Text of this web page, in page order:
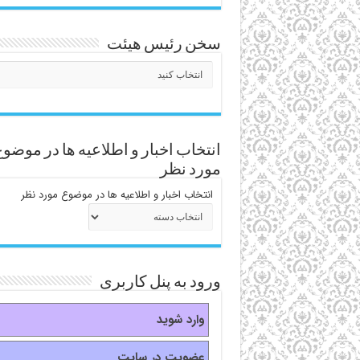
سخن رئیس هیئت
انتخاب اخبار و اطلاعیه ها در
مورد نظر
انتخاب اخبار و اطلاعیه ها در موضوع مورد نظر
ورود به پنل کاربری
وارد شوید